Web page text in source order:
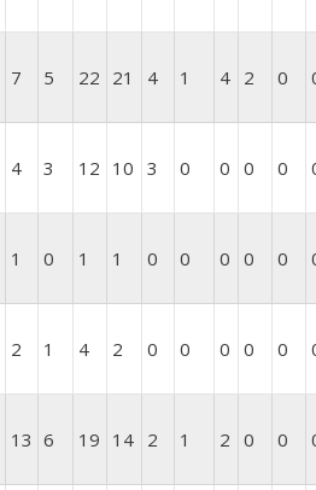
7 5 22 21 4 1 4 2 0
4 3 12 10 3 0 0 0 0
1 0 1 1 0 0 0 0 0
2 1 4 2 0 0 0 0 0
13 6 19 14 2 1 2 0 0